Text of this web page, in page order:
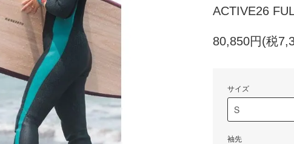
ACTIVE26
80,850円(税
サイズ
袖先